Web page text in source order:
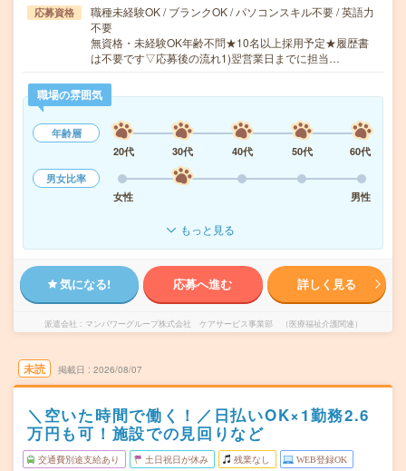
応募資格
職種未経験OK / ブランクOK / パソコンスキル不要 / 英語力
不要
無資格・未経験OK年齢不問★10名以上採用予定★履歴書
は不要です▽応募後の流れ1)翌営業日までに担当…
職場の雰囲気
年齢層
20代
30代 40代 50代
60代
男女比率
女性
男性
もっと見る
気になる! 応募へ進む 詳しく見る
派遣会社 マンパワーグループ株式会社 ケアサービス事業部 （医療福祉介護関連）
未読 掲載日 2026/08/07
＼空いた時間で働く！／日払いOK×1勤務2.6
万円も可！施設での見回りなど
交通費別途支給あり 土日祝日が休み 残業なし WEB登録OK